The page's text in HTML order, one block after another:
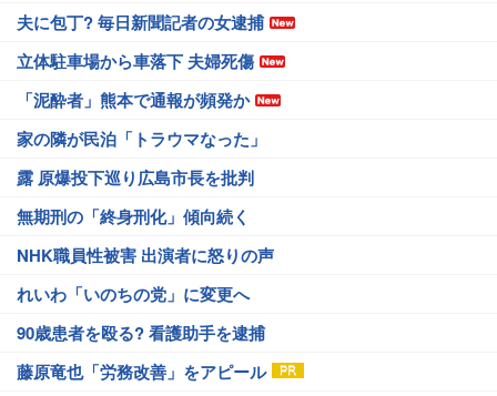
夫に包丁? 毎日新聞記者の女逮捕
立体駐車場から車落下 夫婦死傷
「泥酔者」熊本で通報が頻発か
家の隣が民泊「トラウマなった」
露 原爆投下巡り広島市長を批判
無期刑の「終身刑化」傾向続く
NHK職員性被害 出演者に怒りの声
れいわ「いのちの党」に変更へ
90歳患者を殴る? 看護助手を逮捕
藤原竜也「労務改善」をアピール